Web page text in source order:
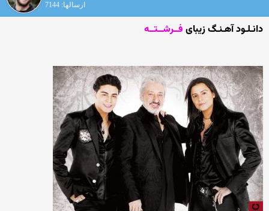
ارسالها: 7144
دانـلـود آهـنـگ زیبای فــرشــتــه